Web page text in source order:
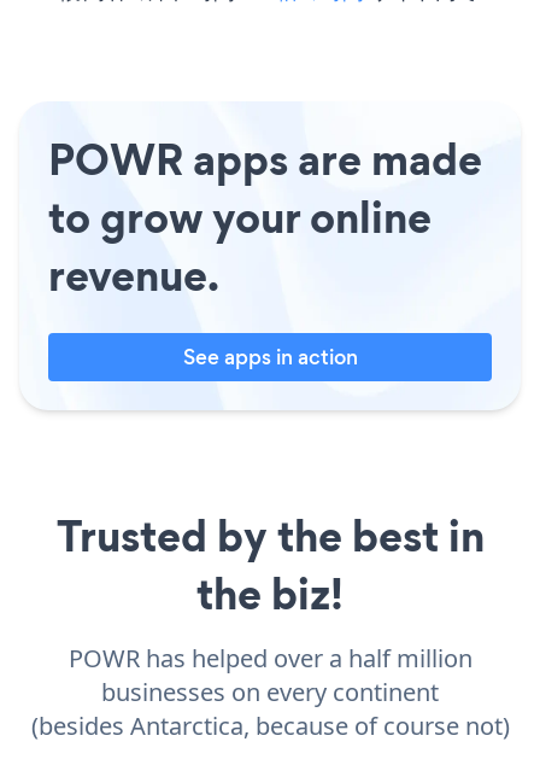
POWR apps are made
to grow your online
revenue.
See apps in action
Trusted by the best in
the biz!
POWR has helped over a half million
businesses on every continent
(besides Antarctica, because of course not)